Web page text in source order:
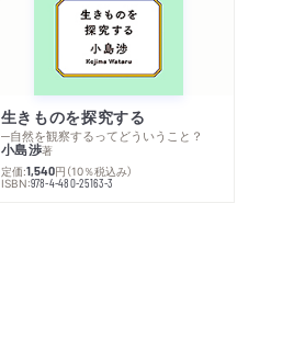
生きものを探究する
─自然を観察するってどういうこと？
小島渉著
定価:1,540円 （10％税込み）
ISBN:978-4-480-25163-3